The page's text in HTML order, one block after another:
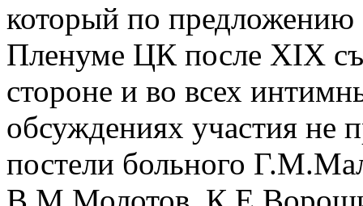
который по предложению
Пленуме ЦК после XIX
стороне и во всех
обсуждениях участия
постели больного